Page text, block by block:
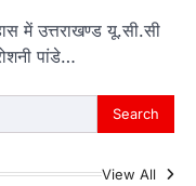
में उत्तराखण्ड यू.सी.सी
पांडे…
View All